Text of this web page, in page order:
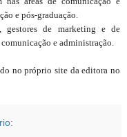
e pós-graduação.
gestores de marketing e de
e administração.
no próprio site da editora no